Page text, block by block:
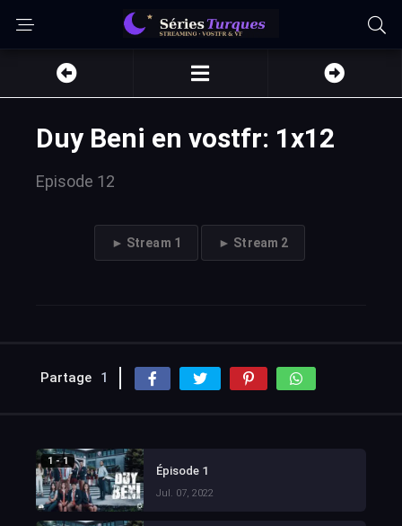
Duy Beni en vostfr: 1x12
Episode 12
► Stream 1 ► Stream 2
Partage 1
1 - 1
Épisode 1
Jul. 07, 2022